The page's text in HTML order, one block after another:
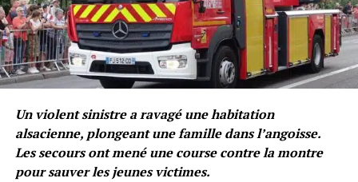
Un violent sinistre a ravagé une habitation
alsacienne, plongeant une famille dans l’angoisse.
Les secours ont mené une course contre la montre
pour sauver les jeunes victimes.